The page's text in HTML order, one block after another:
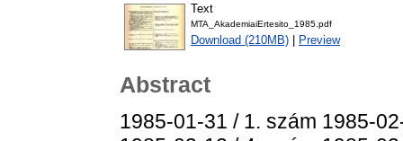
Text
MTA_AkademiaiErtesito_1985.pdf
Download (210MB) Preview
Abstract
1985-01-31 / 1. szám 1985-